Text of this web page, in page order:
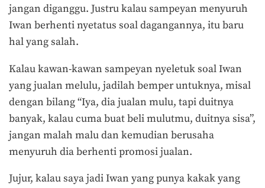
jangan diganggu. Justru kalau sampeyan menyuruh
Iwan berhenti nyetatus soal dagangannya, itu baru
hal yang salah.
Kalau kawan-kawan sampeyan nyeletuk soal Iwan
yang jualan melulu, jadilah bemper untuknya, misal
dengan bilang “Iya, dia jualan mulu, tapi duitnya
banyak, kalau cuma buat beli mulutmu, duitnya sisa”,
jangan malah malu dan kemudian berusaha
menyuruh dia berhenti promosi jualan.
Jujur, kalau saya jadi Iwan yang punya kakak yang